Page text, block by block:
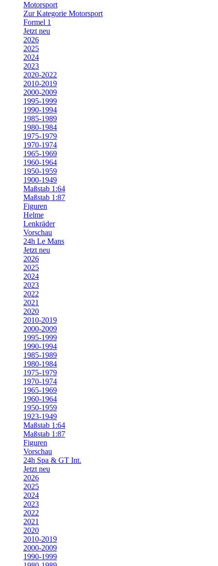
Motorsport
Zur Kategorie Motorsport
Formel 1
Jetzt neu
2026
2025
2024
2023
2020-2022
2010-2019
2000-2009
1995-1999
1990-1994
1985-1989
1980-1984
1975-1979
1970-1974
1965-1969
1960-1964
1950-1959
1900-1949
Maßstab 1:64
Maßstab 1:87
Figuren
Helme
Lenkräder
Vorschau
24h Le Mans
Jetzt neu
2026
2025
2024
2023
2022
2021
2020
2010-2019
2000-2009
1995-1999
1990-1994
1985-1989
1980-1984
1975-1979
1970-1974
1965-1969
1960-1964
1950-1959
1923-1949
Maßstab 1:64
Maßstab 1:87
Figuren
Vorschau
24h Spa & GT Int.
Jetzt neu
2026
2025
2024
2023
2022
2021
2020
2010-2019
2000-2009
1990-1999